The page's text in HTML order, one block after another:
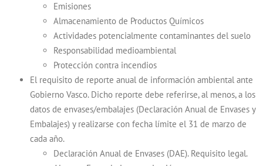
Emisiones
Almacenamiento de Productos Químicos
Actividades potencialmente contaminantes del suelo
Responsabilidad medioambiental
Protección contra incendios
El requisito de reporte anual de información ambiental ante
Gobierno Vasco. Dicho reporte debe referirse, al menos, a los
datos de envases/embalajes (Declaración Anual de Envases y
Embalajes) y realizarse con fecha límite el 31 de marzo de
cada año.
Declaración Anual de Envases (DAE). Requisito legal.